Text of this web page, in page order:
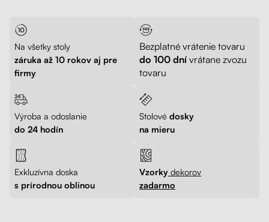
Na všetky stoly
záruka až 10 rokov aj pre
firmy
Bezplatné vrátenie tovaru
do 100 dní vrátane zvozu
tovaru
Výroba a odoslanie
do 24 hodín
Stolové dosky
na mieru
Exkluzívna doska
s prírodnou oblinou
Vzorky dekorov
zadarmo